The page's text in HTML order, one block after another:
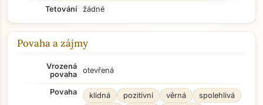
Tetování
žádné
Povaha a zájmy
Vrozená
povaha
otevřená
Povaha klidná pozitivní věrná
spolehlivá